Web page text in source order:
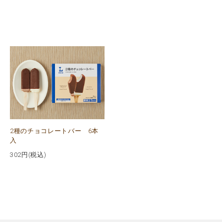
2種のチョコレートバー 6本
入
302 円(税込)